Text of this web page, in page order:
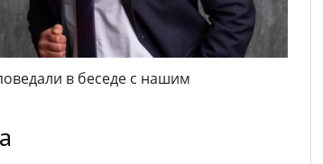
в беседе с нашим